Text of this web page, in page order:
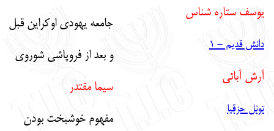
يوسف ستاره شناس
دانش قديم - 1
آرش آبائي
تونل حزقيا
جامعه يهودي اوكراين قبل
و بعد از فروپاشي شوروي
سيما مقتدر
مفهوم خوشبخت بودن